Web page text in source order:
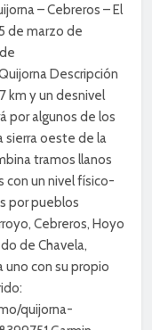
– Cebreros – El
de marzo de
Descripción
km y un desnivel
por algunos de los
sierra oeste de la
tramos llanos
con un nivel físico-
por pueblos
Cebreros, Hoyo
de Chavela,
uno con su propio
quijorna-